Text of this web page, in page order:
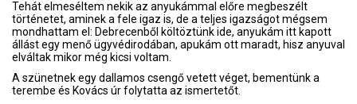
Tehát elmeséltem nekik az anyukámmal előre megbeszélt
történetet, aminek a fele igaz is, de a teljes igazságot mégsem
mondhattam el: Debrecenből költöztünk ide, anyukám itt kapott
állást egy menő ügyvédirodában, apukám ott maradt, hisz anyuval
elváltak mikor még kicsi voltam.
A szünetnek egy dallamos csengő vetett véget, bementünk a
terembe és Kovács úr folytatta az ismertetőt.